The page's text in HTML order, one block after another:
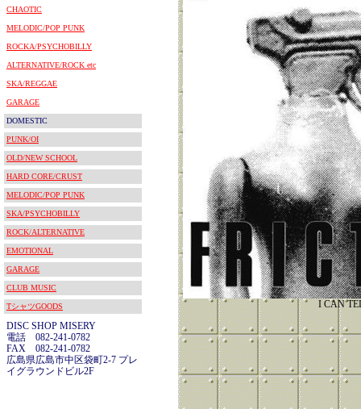
CHAOTIC
MELODIC/POP PUNK
ROCKA/PSYCHOBILLY
ALTERNATIVE/ROCK etc
SKA/REGGAE
GARAGE
DOMESTIC
PUNK/OI
OLD/NEW SCHOOL
HARD CORE/CRUST
MELODIC/POP PUNK
SKA/PSYCHOBILLY
ROCK/ALTERNATIVE
EMOTIONAL
GARAGE
CLUB MUSIC
TシャツGOODS
DISC SHOP MISERY
電話 082-241-0782
FAX 082-241-0782
広島県広島市中区袋町2-7 プレ
イグラウンドビル2F
I CAN